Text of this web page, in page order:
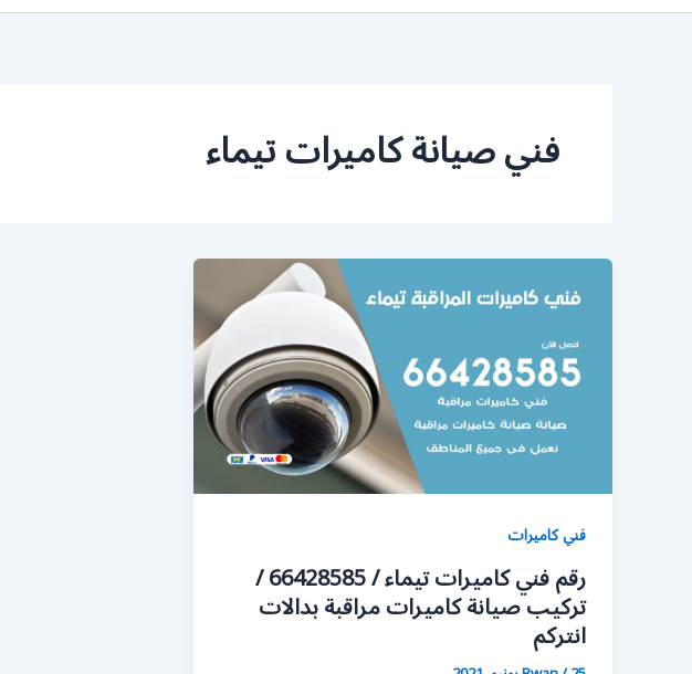
فني صيانة كاميرات تيماء
فني كاميرات
رقم فني كاميرات تيماء / 66428585 /
تركيب صيانة كاميرات مراقبة بدالات
انتركم